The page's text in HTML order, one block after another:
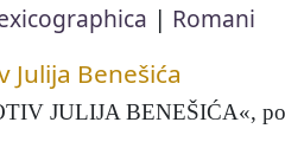
| Romani
Julija Benešića
JULIJA BENEŠIĆA«,